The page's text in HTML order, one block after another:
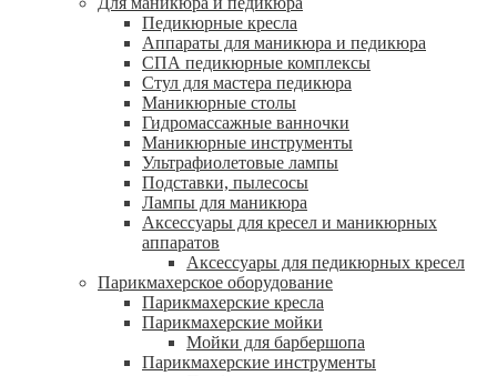
Педикюрные кресла
Аппараты для маникюра и педикюра
СПА педикюрные комплексы
Стул для мастера педикюра
Маникюрные столы
Гидромассажные ванночки
Маникюрные инструменты
Ультрафиолетовые лампы
Подставки, пылесосы
Лампы для маникюра
Аксессуары для кресел и маникюрных
аппаратов
Аксессуары для педикюрных кресел
Парикмахерское оборудование
Парикмахерские кресла
Парикмахерские мойки
Мойки для барбершопа
Парикмахерские инструменты